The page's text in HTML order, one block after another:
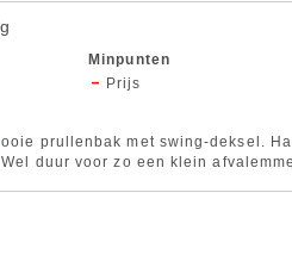
Minpunten
Prijs
prullenbak met swing-deksel.
duur voor zo een klein